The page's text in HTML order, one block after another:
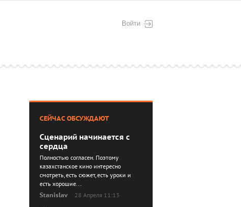
Войти
СЕЙЧАС ОБСУЖДАЮТ
Сценарий начинается с
сердца
Полностью согласен. Поэтому
казахстанское кино интересно
смотреть, есть сюжет, есть уроки и
есть хорошие...
Stanislav
28 Апреля 11:13